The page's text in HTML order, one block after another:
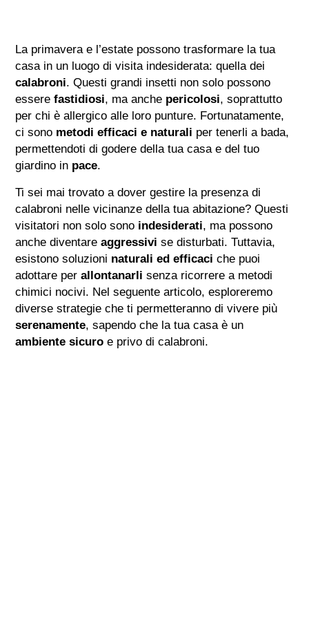
La primavera e l’estate possono trasformare la tua
casa in un luogo di visita indesiderata: quella dei
calabroni. Questi grandi insetti non solo possono
esserefastidiosi, ma anche pericolosi, soprattutto
per chi è allergico alle loro punture. Fortunatamente,
ci sono metodi efficaci e naturali per tenerli a bada,
permettendoti di godere della tua casa e del tuo
giardino in pace.
Ti sei mai trovato a dover gestire la presenza di
calabroni nelle vicinanze della tua abitazione? Questi
visitatori non solo sono indesiderati, ma possono
anche diventareaggressivi se disturbati. Tuttavia,
esistono soluzioni naturali ed efficaci che puoi
adottare perallontanarli senza ricorrere a metodi
chimici nocivi. Nel seguente articolo, esploreremo
diverse strategie che ti permetteranno di vivere più
serenamente, sapendo che la tua casa è un
ambiente sicuro e privo di calabroni.